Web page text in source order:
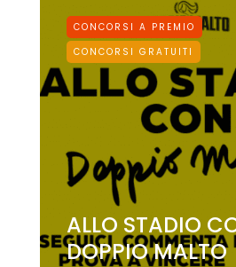
CONCORSI A PREMIO
CONCORSI GRATUITI
ALLO STADIO
DOPPIO MALTO